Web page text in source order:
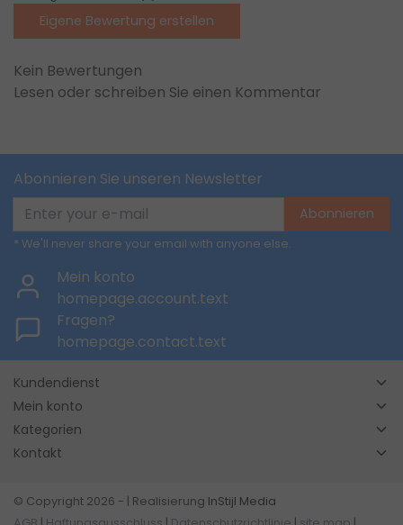
Eigene Bewertung erstellen
Kein Bewertungen
Lesen oder schreiben Sie einen Kommentar
Abonnieren Sie unseren Newsletter
Abonnieren
* We'll never share your email with anyone else.
Mein konto
homepage.account.text
Fragen?
homepage.contact.text
Kundendienst
Mein konto
Kategorien
Kontakt
© Copyright 2026 - | Realisierung InStijl Media